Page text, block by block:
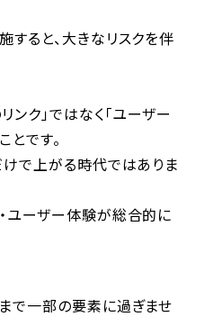
すると、大きなリスクを伴
ンク」ではなく「ユーザー
とです。
で上がる時代ではありま
ユーザー体験が総合的に
で一部の要素に過ぎませ